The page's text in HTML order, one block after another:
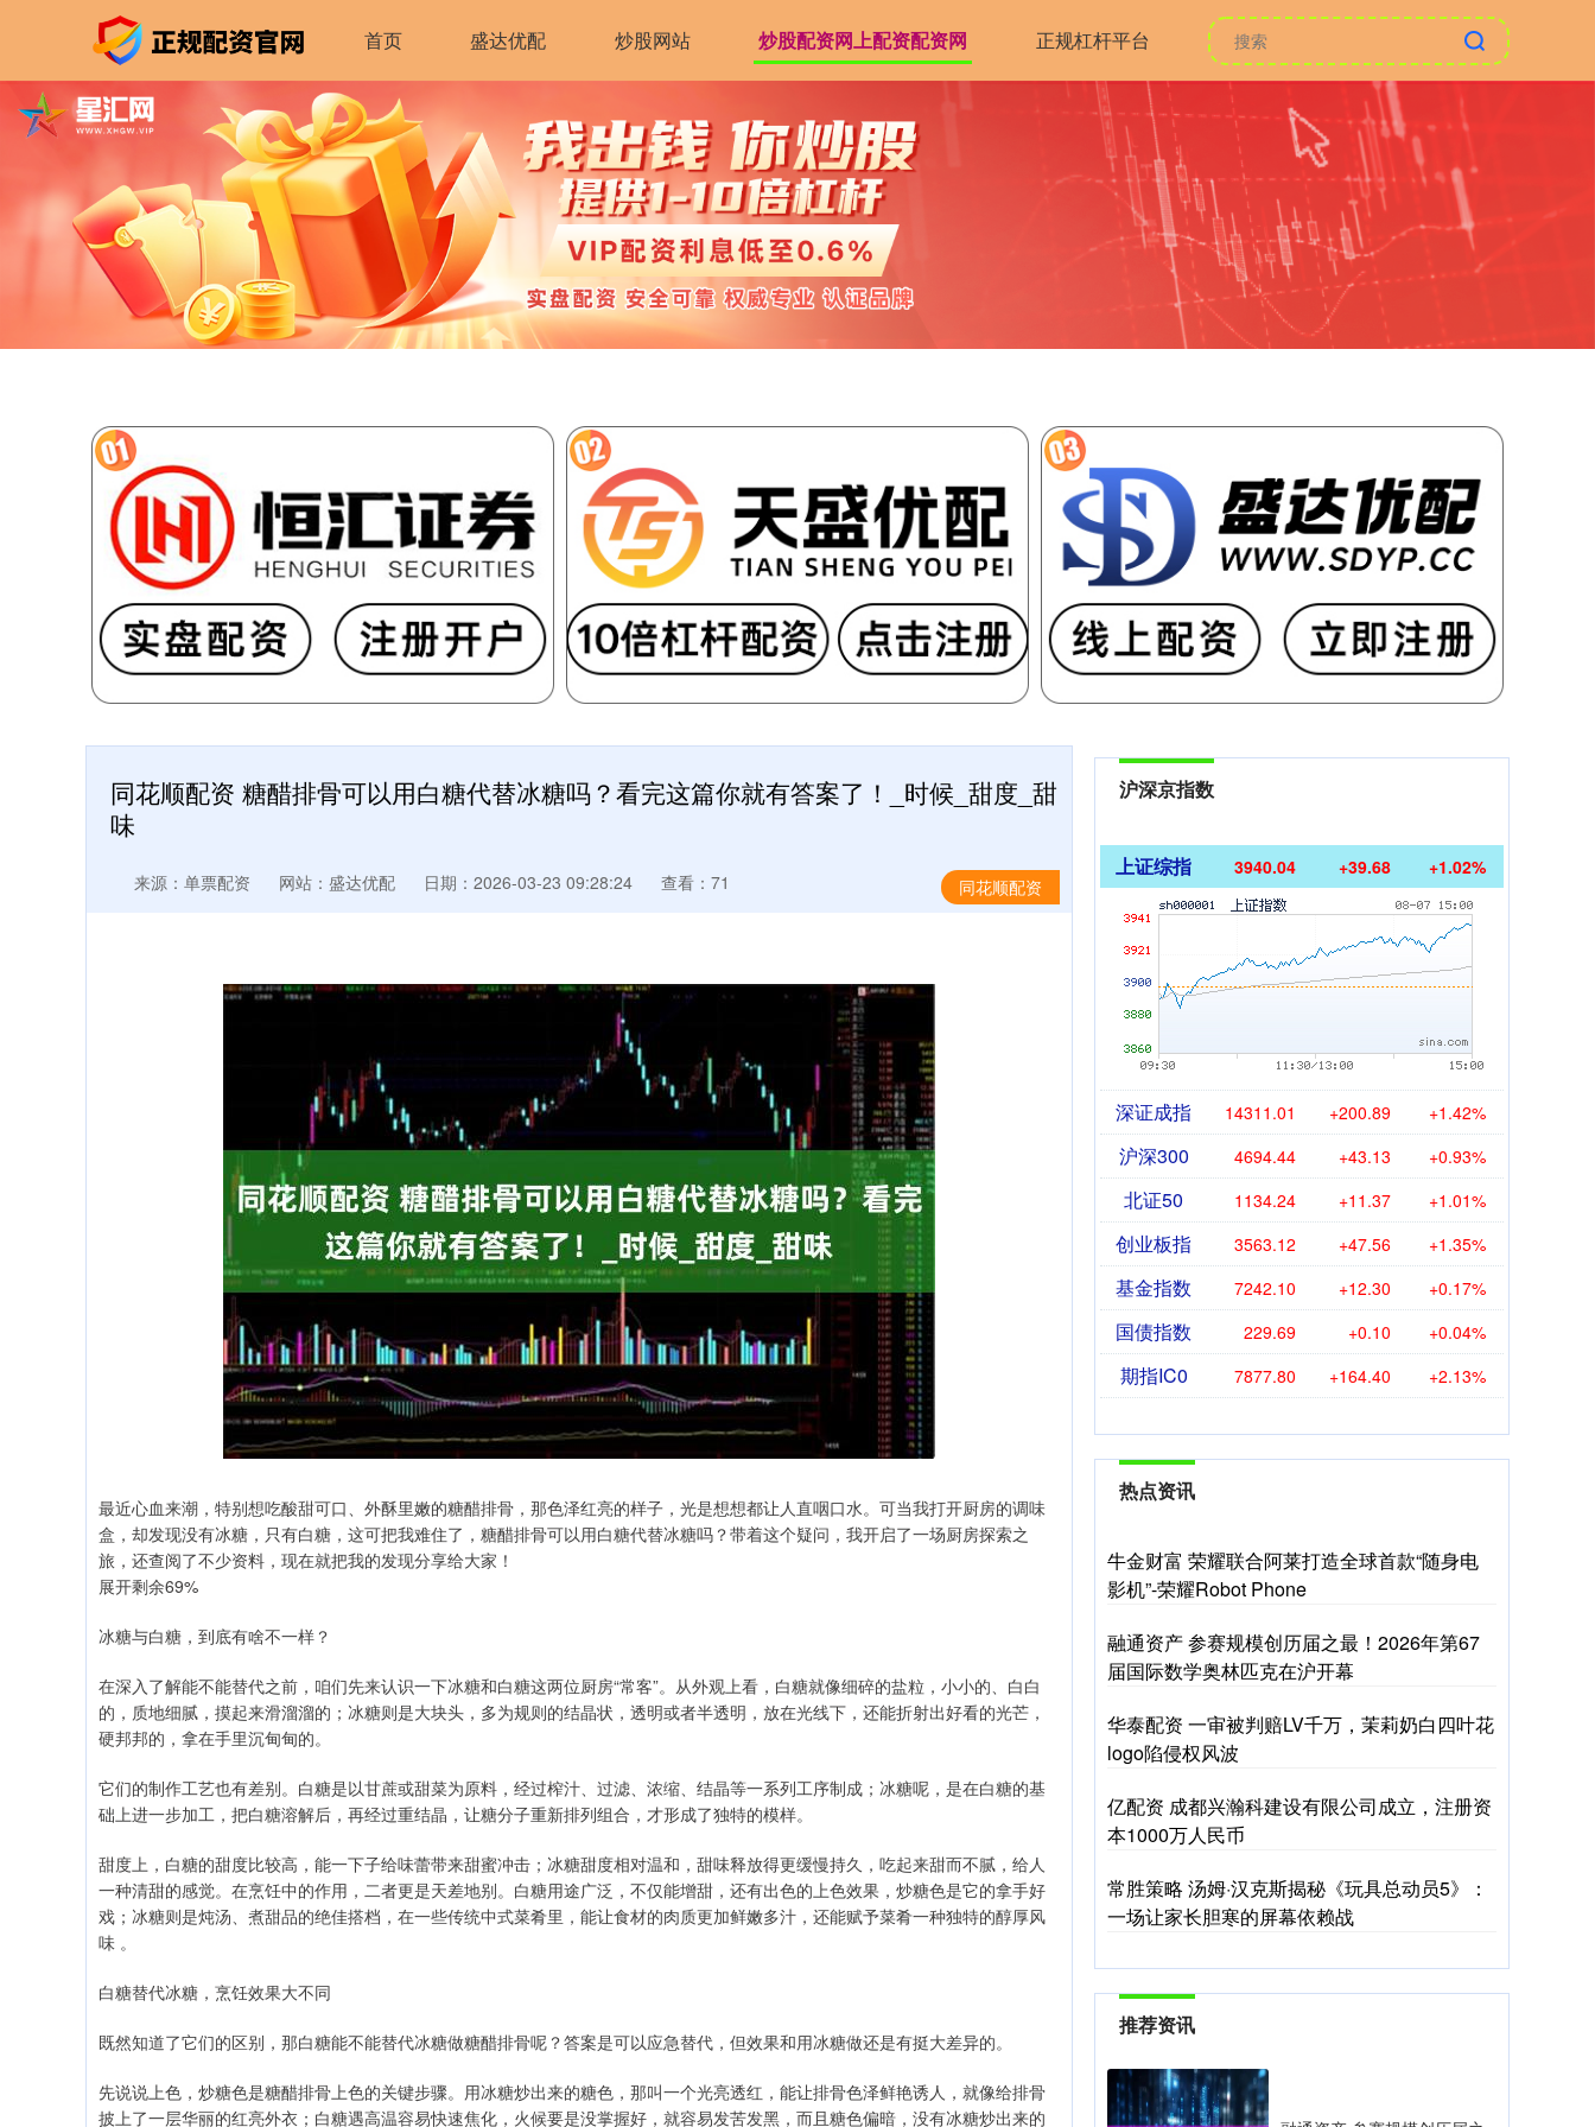
首页 盛达优配 炒股网站 炒股配资网上配资配资网 正规杠杆平台
同花顺配资 糖醋排骨可以用白糖代替冰糖吗？看完这篇你就有答案了！_时候_甜度_甜
味
同花顺配资
来源：单票配资 网站：盛达优配 日期：2026-03-23 09:28:24 查看：71
最近心血来潮，特别想吃酸甜可口、外酥里嫩的糖醋排骨，那色泽红亮的样子，光是想想都让人直咽口水。可当我打开厨房的调味
盒，却发现没有冰糖，只有白糖，这可把我难住了，糖醋排骨可以用白糖代替冰糖吗？带着这个疑问，我开启了一场厨房探索之
旅，还查阅了不少资料，现在就把我的发现分享给大家！
展开剩余69%
冰糖与白糖，到底有啥不一样？
在深入了解能不能替代之前，咱们先来认识一下冰糖和白糖这两位厨房“常客”。从外观上看，白糖就像细碎的盐粒，小小的、白白
的，质地细腻，摸起来滑溜溜的；冰糖则是大块头，多为规则的结晶状，透明或者半透明，放在光线下，还能折射出好看的光芒，
硬邦邦的，拿在手里沉甸甸的。
它们的制作工艺也有差别。白糖是以甘蔗或甜菜为原料，经过榨汁、过滤、浓缩、结晶等一系列工序制成；冰糖呢，是在白糖的基
础上进一步加工，把白糖溶解后，再经过重结晶，让糖分子重新排列组合，才形成了独特的模样。
甜度上，白糖的甜度比较高，能一下子给味蕾带来甜蜜冲击；冰糖甜度相对温和，甜味释放得更缓慢持久，吃起来甜而不腻，给人
一种清甜的感觉。在烹饪中的作用，二者更是天差地别。白糖用途广泛，不仅能增甜，还有出色的上色效果，炒糖色是它的拿手好
戏；冰糖则是炖汤、煮甜品的绝佳搭档，在一些传统中式菜肴里，能让食材的肉质更加鲜嫩多汁，还能赋予菜肴一种独特的醇厚风
味 。
白糖替代冰糖，烹饪效果大不同
既然知道了它们的区别，那白糖能不能替代冰糖做糖醋排骨呢？答案是可以应急替代，但效果和用冰糖做还是有挺大差异的。
先说说上色，炒糖色是糖醋排骨上色的关键步骤。用冰糖炒出来的糖色，那叫一个光亮透红，能让排骨色泽鲜艳诱人，就像给排骨
披上了一层华丽的红亮外衣；白糖遇高温容易快速焦化，火候要是没掌握好，就容易发苦发黑，而且糖色偏暗，没有冰糖炒出来的
沪深京指数
上证综指 3940.04 +39.68 +1.02%
深证成指 14311.01 +200.89 +1.42%
沪深300 4694.44 +43.13 +0.93%
北证50 1134.24 +11.37 +1.01%
创业板指 3563.12 +47.56 +1.35%
基金指数 7242.10 +12.30 +0.17%
国债指数 229.69 +0.10 +0.04%
期指IC0 7877.80 +164.40 +2.13%
热点资讯
牛金财富 荣耀联合阿莱打造全球首款“随身电
影机”-荣耀Robot Phone
融通资产 参赛规模创历届之最！2026年第67
届国际数学奥林匹克在沪开幕
华泰配资 一审被判赔LV千万，茉莉奶白四叶花
logo陷侵权风波
亿配资 成都兴瀚科建设有限公司成立，注册资
本1000万人民币
常胜策略 汤姆·汉克斯揭秘《玩具总动员5》：
一场让家长胆寒的屏幕依赖战
推荐资讯